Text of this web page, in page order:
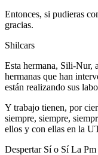
Entonces, si pudieras
gracias.
Shilcars
Esta hermana, Sili-Nur,
hermanas que han
están realizando sus
Y trabajo tienen, por
siempre, siempre,
ellos y con ellas en la
Despertar Sí o Sí La Pm